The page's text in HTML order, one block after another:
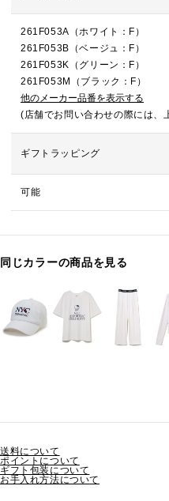
261F053A（ホワイト：F）
261F053B（ベージュ：F）
261F053K（グリーン：F）
261F053M（ブラック：F）
他のメーカー品番を表示する
(店舗でお問い合わせの際には、
ギフトラッピング
可能
同じカラーの商品を見る
送料について
ポイントについて
ギフト包装について
お手入れ方法について